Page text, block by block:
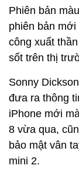
Phiên bản
phiên bản mới
công xuất
sốt trên thị
Sonny
đưa ra thông
iPhone mới
8 vừa qua,
bảo mật vân
mini 2.